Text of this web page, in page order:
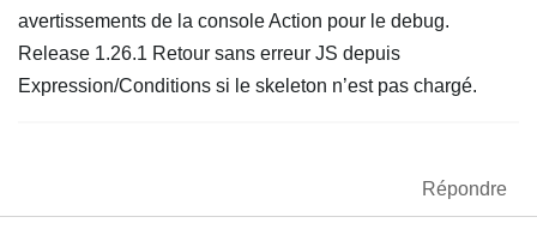
avertissements de la console Action pour le debug.
Release 1.26.1 Retour sans erreur JS depuis
Expression/Conditions si le skeleton n’est pas chargé.
Répondre